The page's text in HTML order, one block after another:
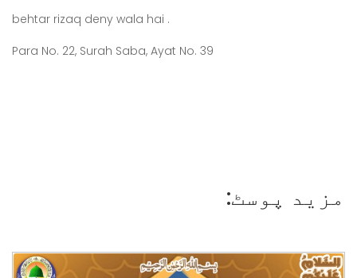
behtar rizaq deny wala hai .
Para No. 22, Surah Saba, Ayat No. 39
مزید پوسٹ: